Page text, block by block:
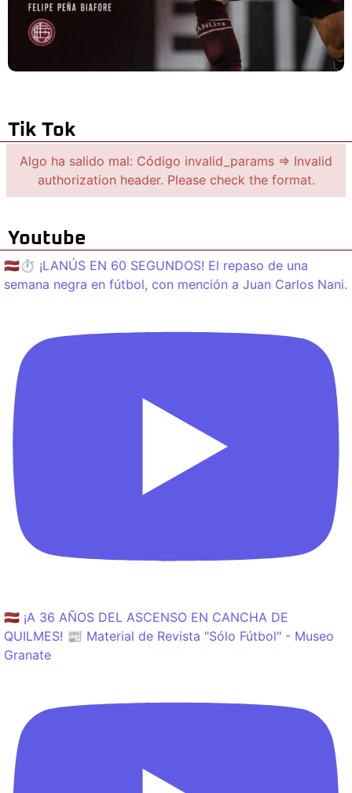
Tik Tok
Algo ha salido mal: Código invalid_params => Invalid
authorization header. Please check the format.
Youtube
🇱🇻⏱️ ¡LANÚS EN 60 SEGUNDOS! El repaso de una
semana negra en fútbol, con mención a Juan Carlos Nani.
🇱🇻 ¡A 36 AÑOS DEL ASCENSO EN CANCHA DE
QUILMES! 📰 Material de Revista "Sólo Fútbol" - Museo
Granate